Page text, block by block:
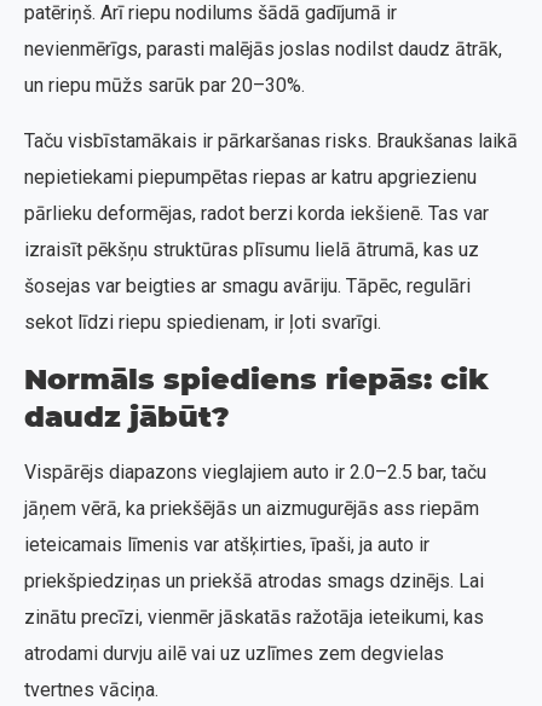
patēriņš. Arī riepu nodilums šādā gadījumā ir
nevienmērīgs, parasti malējās joslas nodilst daudz ātrāk,
un riepu mūžs sarūk par 20–30%.
Taču visbīstamākais ir pārkaršanas risks. Braukšanas laikā
nepietiekami piepumpētas riepas ar katru apgriezienu
pārlieku deformējas, radot berzi korda iekšienē. Tas var
izraisīt pēkšņu struktūras plīsumu lielā ātrumā, kas uz
šosejas var beigties ar smagu avāriju. Tāpēc, regulāri
sekot līdzi riepu spiedienam, ir ļoti svarīgi.
Normāls spiediens riepās: cik
daudz jābūt?
Vispārējs diapazons vieglajiem auto ir 2.0–2.5 bar, taču
jāņem vērā, ka priekšējās un aizmugurējās ass riepām
ieteicamais līmenis var atšķirties, īpaši, ja auto ir
priekšpiedziņas un priekšā atrodas smags dzinējs. Lai
zinātu precīzi, vienmēr jāskatās ražotāja ieteikumi, kas
atrodami durvju ailē vai uz uzlīmes zem degvielas
tvertnes vāciņa.